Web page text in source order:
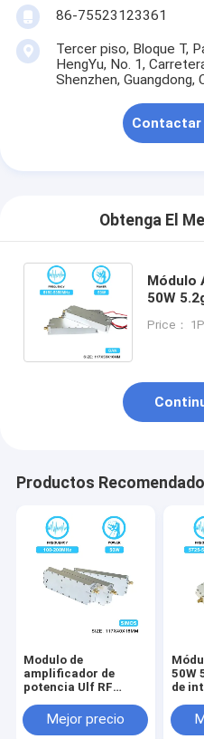
86-75523123361
Tercer piso, Bloque T,
HengYu, No. 1,
Shenzhen, Guangdong,
Contactar
Obtenga El
Módulo
50W
Price：
Productos
Modulo de
amplificador de
potencia Ulf RF
50W Modulo de 100-
200MHz Contador de
Mejor precio
50W
de